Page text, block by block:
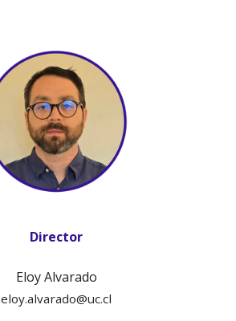
Director
Eloy Alvarado
eloy.alvarado@uc.cl